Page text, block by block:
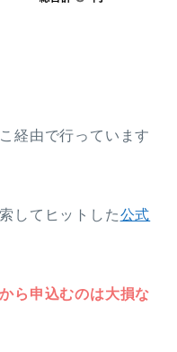
経由で行っています
してヒットした公式
ら申込むのは大損な